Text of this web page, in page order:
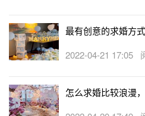
最有创意的求婚方
2022-04-21 17:05
怎么求婚比较浪漫